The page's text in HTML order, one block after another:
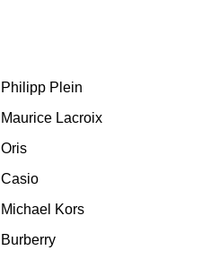
Philipp Plein
Maurice Lacroix
Oris
Casio
Michael Kors
Burberry